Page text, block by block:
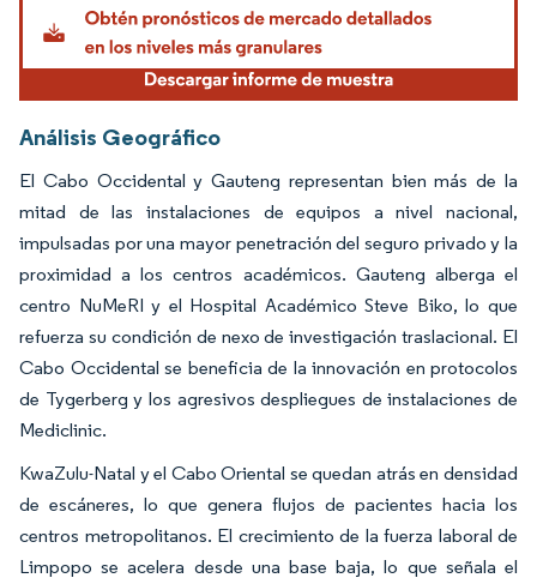
Análisis Geográfico
El Cabo Occidental y Gauteng representan bien más de la
mitad de las instalaciones de equipos a nivel nacional,
impulsadas por una mayor penetración del seguro privado y la
proximidad a los centros académicos. Gauteng alberga el
centro NuMeRI y el Hospital Académico Steve Biko, lo que
refuerza su condición de nexo de investigación traslacional. El
Cabo Occidental se beneficia de la innovación en protocolos
de Tygerberg y los agresivos despliegues de instalaciones de
Mediclinic.
KwaZulu-Natal y el Cabo Oriental se quedan atrás en densidad
de escáneres, lo que genera flujos de pacientes hacia los
centros metropolitanos. El crecimiento de la fuerza laboral de
Limpopo se acelera desde una base baja, lo que señala el